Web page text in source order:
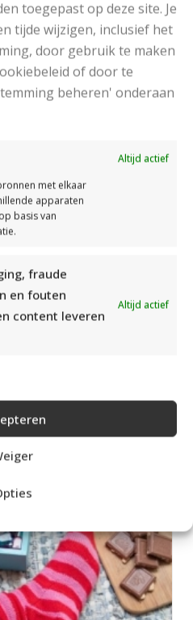
toegepast op deze site. Je
tijde wijzigen, inclusief het
door gebruik te maken
of door te
beheren' onderaan
Altijd actief
met elkaar
apparaten
basis van
fraude
en fouten
content leveren
Altijd actief